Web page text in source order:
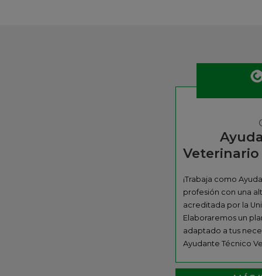
¡Trabaja como
profesión con una
acreditada por la
Elaboraremos un
adaptado a tus
Ayudante Técnico